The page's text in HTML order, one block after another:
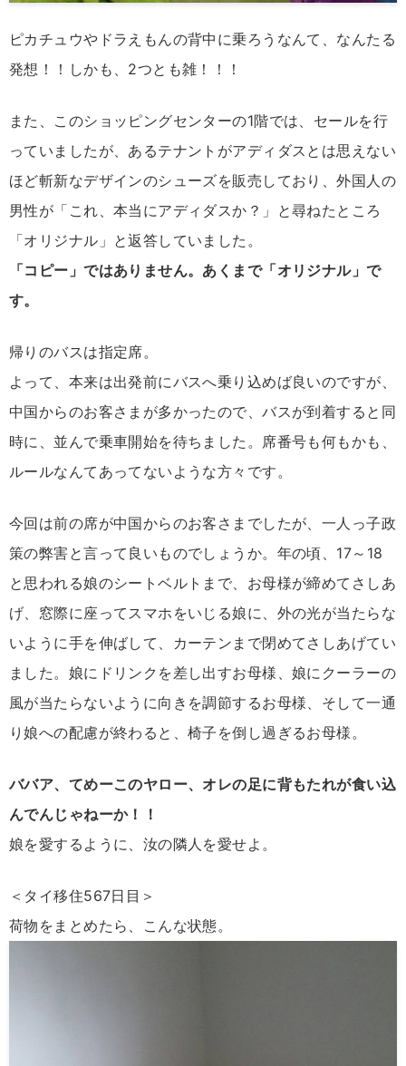
ピカチュウやドラえもんの背中に乗ろうなんて、なんたる
発想！！しかも、2つとも雑！！！
また、このショッピングセンターの1階では、セールを行
っていましたが、あるテナントがアディダスとは思えない
ほど斬新なデザインのシューズを販売しており、外国人の
男性が「これ、本当にアディダスか？」と尋ねたところ
「オリジナル」と返答していました。
「コピー」ではありません。あくまで「オリジナル」で
す。
帰りのバスは指定席。
よって、本来は出発前にバスへ乗り込めば良いのですが、
中国からのお客さまが多かったので、バスが到着すると同
時に、並んで乗車開始を待ちました。席番号も何もかも、
ルールなんてあってないような方々です。
今回は前の席が中国からのお客さまでしたが、一人っ子政
策の弊害と言って良いものでしょうか。年の頃、17～18
と思われる娘のシートベルトまで、お母様が締めてさしあ
げ、窓際に座ってスマホをいじる娘に、外の光が当たらな
いように手を伸ばして、カーテンまで閉めてさしあげてい
ました。娘にドリンクを差し出すお母様、娘にクーラーの
風が当たらないように向きを調節するお母様、そして一通
り娘への配慮が終わると、椅子を倒し過ぎるお母様。
ババア、てめーこのヤロー、オレの足に背もたれが食い込
んでんじゃねーか！！
娘を愛するように、汝の隣人を愛せよ。
＜タイ移住567日目＞
荷物をまとめたら、こんな状態。